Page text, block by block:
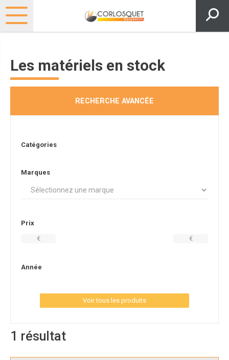
Les matériels en stock
RECHERCHE AVANCÉE
Catégories
Marques
Prix
€
€
Année
Voir tous les produits
1 résultat